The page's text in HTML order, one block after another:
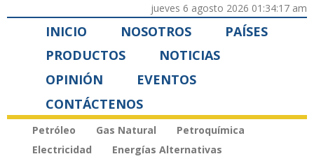
jueves 6 agosto 2026 01:34:17 am
INICIO NOSOTROS
PAÍSES
PRODUCTOS
NOTICIAS
OPINIÓN
EVENTOS
CONTÁCTENOS
Petróleo Gas Natural
Petroquímica
Electricidad
Energías Alternativas